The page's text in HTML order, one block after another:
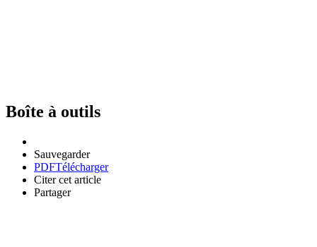
Boîte à outils
Sauvegarder
PDFTélécharger
Citer cet article
Partager